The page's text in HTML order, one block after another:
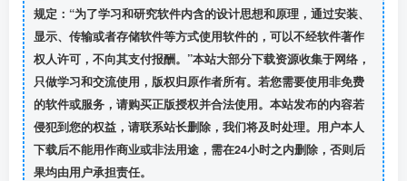
规定：“为了学习和研究软件内含的设计思想和原理，通过安装、
显示、传输或者存储软件等方式使用软件的，可以不经软件著作
权人许可，不向其支付报酬。”本站大部分下载资源收集于网络，
只做学习和交流使用，版权归原作者所有。若您需要使用非免费
的软件或服务，请购买正版授权并合法使用。本站发布的内容若
侵犯到您的权益，请联系站长删除，我们将及时处理。用户本人
下载后不能用作商业或非法用途，需在24小时之内删除，否则后
果均由用户承担责任。